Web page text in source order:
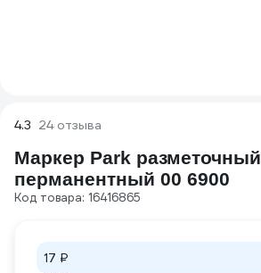
4.3 24 отзыва
Маркер Park разметочный
перманентный 00 6900
Код товара: 16416865
17 ₽